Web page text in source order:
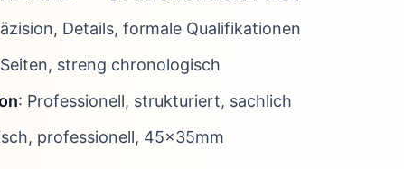
Details, formale Qualifikationen
streng chronologisch
: Professionell, strukturiert, sachlich
professionell, 45x35mm